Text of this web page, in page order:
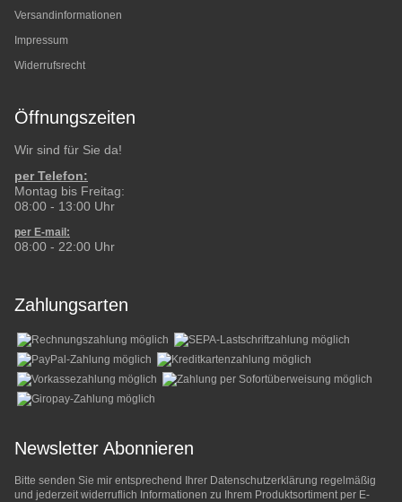
Versandinformationen
Impressum
Widerrufsrecht
Öffnungszeiten
Wir sind für Sie da!
per Telefon:
Montag bis Freitag:
08:00 - 13:00 Uhr
per E-mail:
08:00 - 22:00 Uhr
Zahlungsarten
Newsletter Abonnieren
Bitte senden Sie mir entsprechend Ihrer Datenschutzerklärung regelmäßig
und jederzeit widerruflich Informationen zu Ihrem Produktsortiment per E-